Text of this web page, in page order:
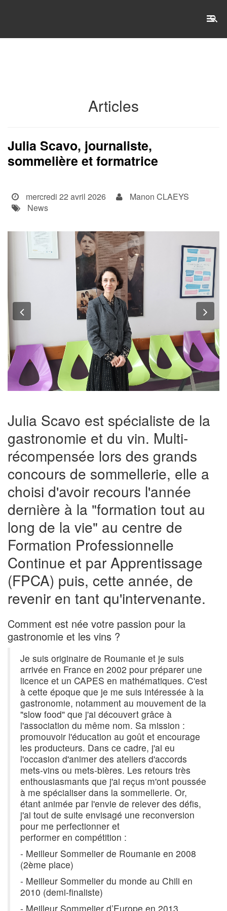
Articles
Julia Scavo, journaliste,
sommelière et formatrice
mercredi 22 avril 2026
Manon CLAEYS
News
Previous
Julia Scavo est spécialiste de la
gastronomie et du vin. Multi-
récompensée lors des grands
concours de sommellerie, elle a
choisi d'avoir recours l'année
dernière à la "formation tout au
long de la vie" au centre de
Formation Professionnelle
Continue et par Apprentissage
(FPCA) puis, cette année, de
revenir en tant qu'intervenante.
Comment est née votre passion pour la
gastronomie et les vins ?
Je suis originaire de Roumanie et je suis
arrivée en France en 2002 pour préparer une
licence et un CAPES en mathématiques. C'est
à cette époque que je me suis intéressée à la
gastronomie, notamment au mouvement de la
"slow food" que j'ai découvert grâce à
l'association du même nom. Sa mission :
promouvoir l'éducation au goût et encourage
les producteurs. Dans ce cadre, j'ai eu
l'occasion d'animer des ateliers d'accords
mets-vins ou mets-bières. Les retours très
enthousiasmants que j'ai reçus m'ont poussée
à me spécialiser dans la sommellerie. Or,
étant animée par l'envie de relever des défis,
j'ai tout de suite envisagé une reconversion
pour me perfectionner et
performer en compétition :
- Meilleur Sommelier de Roumanie en 2008
(2ème place)
- Meilleur Sommelier du monde au Chili en
2010 (demi-finaliste)
- Meilleur Sommelier d’Europe en 2013
L'établissement
International